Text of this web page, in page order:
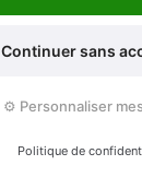
Mentions Légales-
Continuer sans
⚙️ Personnaliser
Politique de